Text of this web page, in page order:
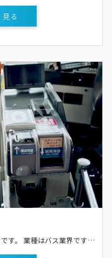
る
事務職 一般的なオフィスワークです。 業種はバス業界ですので、定期便（企業送迎・スクールバス）や送迎、貸切、観光バスに関連する業務です。 楽しみながら貸切バスや観光旅行に関する仕事をしてみませんか？ お客様の電話・メール対応や、パソコンでの見積書作成、基幹システムへの日々のデータ入力や帳票出力(日報等）の他、仕事に慣れてきたらバスの受注業務や、お客様に旅行の提案、企画をしたり、お客様の要望にそった行程の作成等も行います。 仕事内容は、具体的に １．お客様の電話・メール対応 ２．基幹システムへのデータ入力（日報等）や各種帳票出力 ３．エクセルによる見積書作成。KINTONEも導入済です！ ４．バスの受注業務 ５．お客様の旅行行程の企画・作成 ６．宿泊先、訪問先、お食事処の手配 ７．貸切バス、送迎バス、観光バス旅行等に関する業務全般 等です。 ツアープランナーさんや、添乗員さんなど、旅行業に携わった 事がある方も大歓迎です！！ あなたのセンスをかたちにして下さい！ 明るくて、人と接する事が好きな方をお待ちしております！